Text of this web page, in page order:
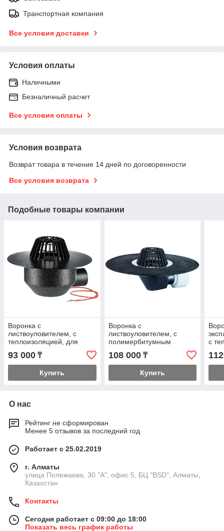
Транспортная компания
Все условия доставки
Условия оплаты
Наличными
Безналичный расчет
Все условия оплаты
Условия возврата
Возврат товара в течение 14 дней по договоренности
Все условия возврата
Подобные товары компании
Воронка с
листвоуловителем, с
теплоизоляцией, для
горизонтальным выпуском
HL64F
93 000 ₸
Купить
Воронка с
листвоуловителем, с
полимербитумным
горизонтальным выпуском
HL64H
108 000₸
Купить
с
О нас
Рейтинг не сформирован
Менее 5 отзывов за последний год
Работает с 25.02.2019
г. Алматы
улица Полежаева, 30 "А", офис 5, БЦ "BSD", Алматы,
Казахстан
Контакты
Сегодня работает с 09:00 до 18:00
Показать весь график работы